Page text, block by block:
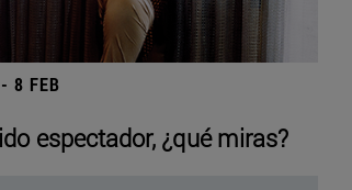
8 FEB
espectador, ¿qué miras?